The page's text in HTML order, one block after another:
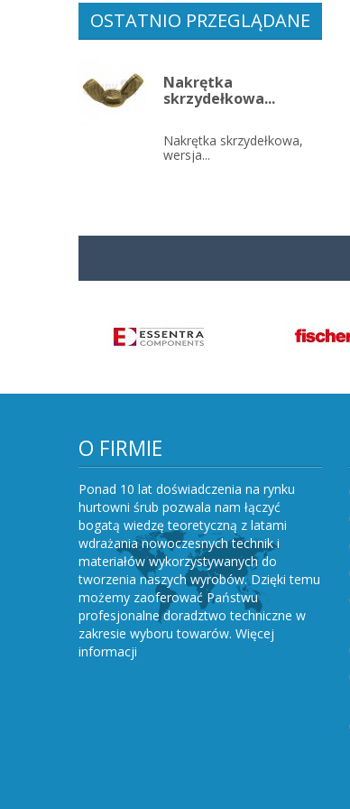
OSTATNIO PRZEGLĄDANE
Nakrętka
skrzydełkowa...
Nakrętka skrzydełkowa,
wersja...
O FIRMIE
Ponad 10 lat doświadczenia na rynku
hurtowni śrub pozwala nam łączyć
bogatą wiedzę teoretyczną z latami
wdrażania nowoczesnych technik i
materiałów wykorzystywanych do
tworzenia naszych wyrobów. Dzięki temu
możemy zaoferować Państwu
profesjonalne doradztwo techniczne w
zakresie wyboru towarów. Więcej
informacji